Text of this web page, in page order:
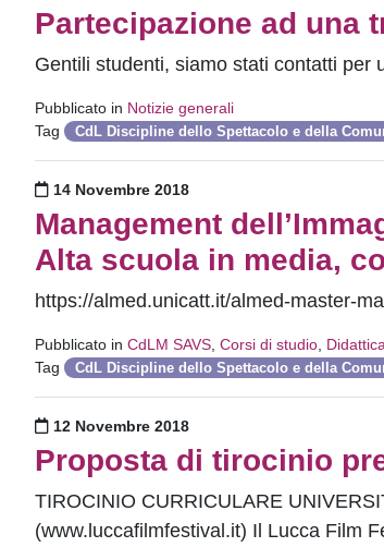
Partecipazione ad una
Gentili studenti, siamo stati contatti
Pubblicato in Notizie generali
Tag
CdL Discipline dello Spettacolo e della
Pubblicato il
14 Novembre 2018
Management
Alta scuola in media,
https://almed.unicatt.it/almed-master-
Pubblicato in CdLM SAVS, Corsi di studio,
Tag
CdL Discipline dello Spettacolo e della
Pubblicato il
12 Novembre 2018
Proposta di tirocinio
TIROCINIO CURRICULARE
(www.luccafilmfestival.it) Il Lucca Film